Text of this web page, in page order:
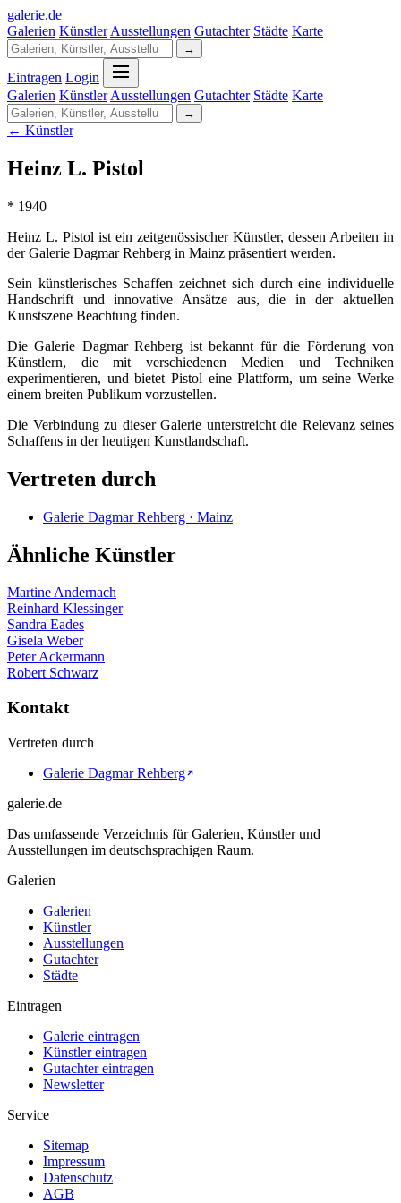
galerie.de
Galerien Künstler Ausstellungen Gutachter Städte Karte
→
Eintragen Login
Galerien Künstler Ausstellungen Gutachter Städte Karte
→
← Künstler
Heinz L. Pistol
* 1940
Heinz L. Pistol ist ein zeitgenössischer Künstler, dessen Arbeiten in
der Galerie Dagmar Rehberg in Mainz präsentiert werden.
Sein künstlerisches Schaffen zeichnet sich durch eine individuelle
Handschrift und innovative Ansätze aus, die in der aktuellen
Kunstszene Beachtung finden.
Die Galerie Dagmar Rehberg ist bekannt für die Förderung von
Künstlern, die mit verschiedenen Medien und Techniken
experimentieren, und bietet Pistol eine Plattform, um seine Werke
einem breiten Publikum vorzustellen.
Die Verbindung zu dieser Galerie unterstreicht die Relevanz seines
Schaffens in der heutigen Kunstlandschaft.
Vertreten durch
Galerie Dagmar Rehberg · Mainz
Ähnliche Künstler
Martine Andernach
Reinhard Klessinger
Sandra Eades
Gisela Weber
Peter Ackermann
Robert Schwarz
Kontakt
Vertreten durch
Galerie Dagmar Rehberg
galerie.de
Das umfassende Verzeichnis für Galerien, Künstler und
Ausstellungen im deutschsprachigen Raum.
Galerien
Galerien
Künstler
Ausstellungen
Gutachter
Städte
Eintragen
Galerie eintragen
Künstler eintragen
Gutachter eintragen
Newsletter
Service
Sitemap
Impressum
Datenschutz
AGB